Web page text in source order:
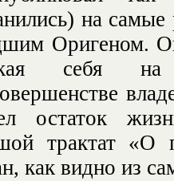
на
Оригеном.
себя на
остаток
трактат «О
как видно из